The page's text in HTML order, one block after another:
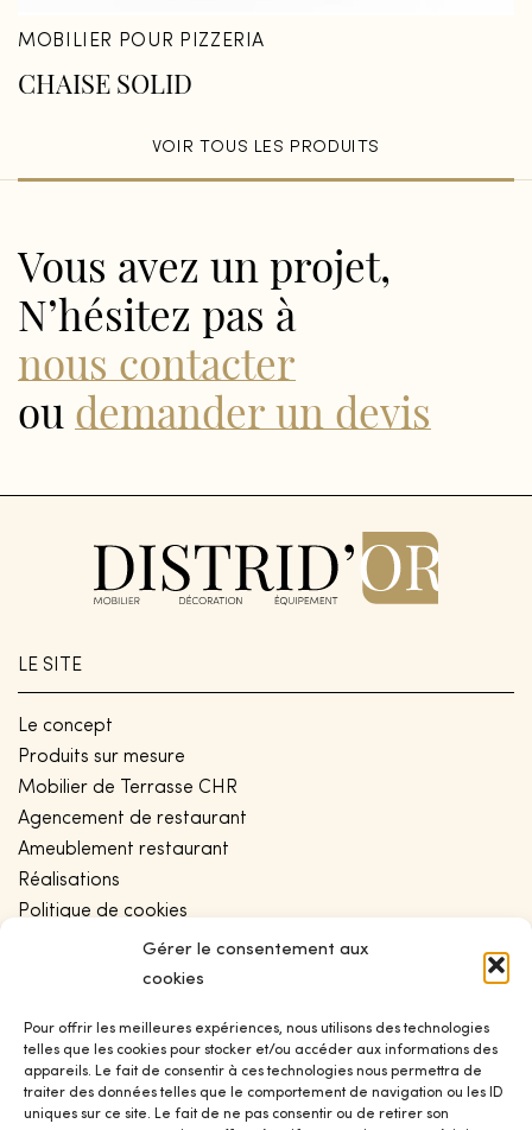
Gérer le consentement aux
cookies
Pour offrir les meilleures expériences, nous utilisons des technologies
telles que les cookies pour stocker et/ou accéder aux informations des
appareils. Le fait de consentir à ces technologies nous permettra de
traiter des données telles que le comportement de navigation ou les ID
uniques sur ce site. Le fait de ne pas consentir ou de retirer son
MOBILIER POUR PIZZERIA
CHAISE SOLID
VOIR TOUS LES PRODUITS
Vous avez un projet,
N’hésitez pas à
nous contacter
ou demander un devis
LE SITE
Le concept
Produits sur mesure
Mobilier de Terrasse CHR
Agencement de restaurant
Ameublement restaurant
Réalisations
Politique de cookies
Conditions générales de vente
Politique de confidentialité
CONTACT